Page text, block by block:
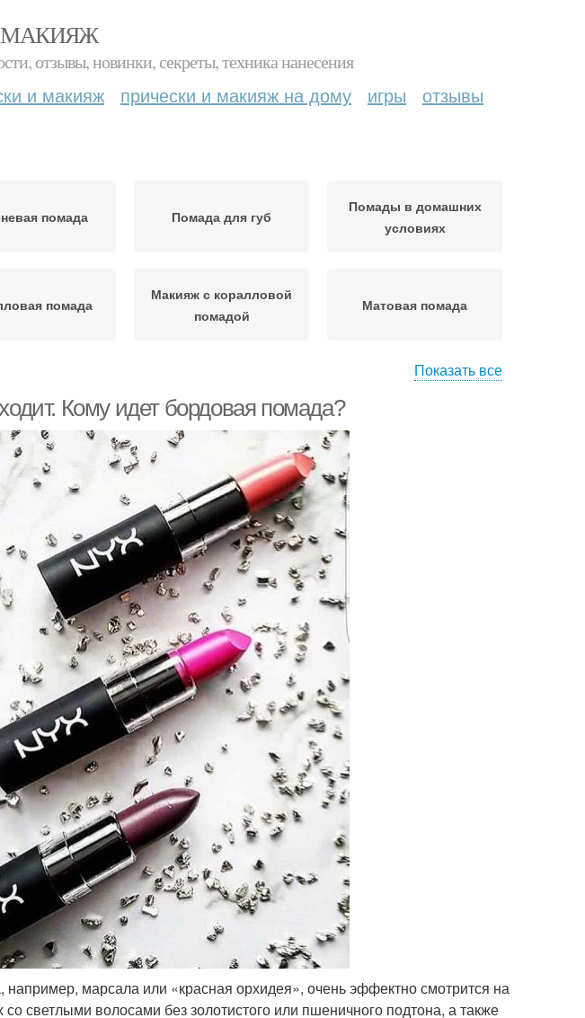
МАКИЯЖ
отзывы, новинки, секреты, техника нанесения
и макияж прически и макияж на дому игры отзывы
помада Помада для губ
Помады в домашних
условиях
помада
Макияж с коралловой
помадой
Матовая помада
Показать все
Кому идет бордовая помада?
марсала или «красная орхидея», очень эффектно смотрится на
светлыми волосами без золотистого или пшеничного подтона, а также